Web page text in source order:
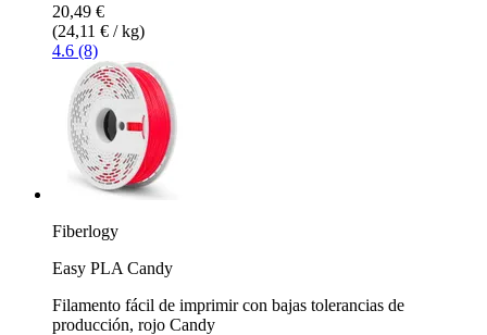
20,49 €
(24,11 € / kg)
4.6 (8)
Fiberlogy
Easy PLA Candy
Filamento fácil de imprimir con bajas tolerancias de
producción, rojo Candy